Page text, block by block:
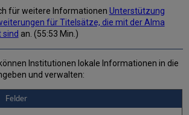
für weitere Informationen Unterstützung
für Titelsätze, die mit der Alma
sind an. (55:53 Min.)
Institutionen lokale Informationen in die
und verwalten:
Felder